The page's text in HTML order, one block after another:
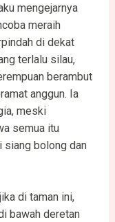
mengejarnya
meraih
di dekat
terlalu silau,
berambut
anggun. Ia
meski
semua itu
siang bolong dan
di taman ini,
bawah deretan